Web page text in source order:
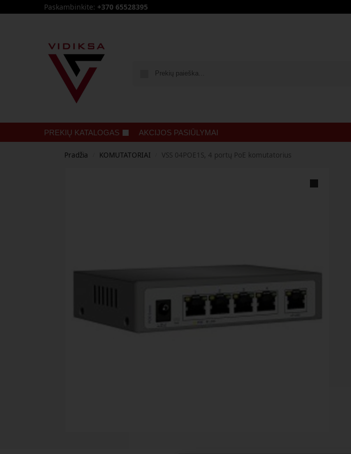
Paskambinkite: +370 65528395
PREKIŲ KATALOGAS AKCIJOS PASIŪLYMAI
Pradžia KOMUTATORIAI VSS 04POE1S, 4 portų PoE komutatorius